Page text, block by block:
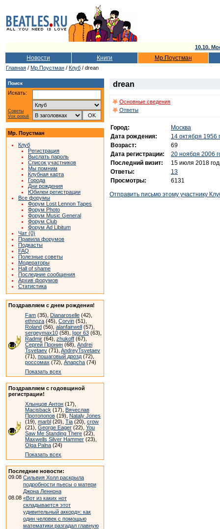
10.10.
Новости Книги Мр.Поустман
Главная / Мр.Поустман / Клуб / drean
Поиск
Искать:
Советы
Vox populi
Мр. Поустман
Клуб
Регистрация
Выслать пароль
Список участников
Мы помним
Клубная карта
Города
Дни рождения
Юбилеи регистрации
Все форумы
Форум Lost Lennon Tapes
Форум Photo
Форум Music General
Форум Club
Форум Ad Libitum
Чат (0)
Правила форумов
Подкасты
FAQ
Полезные советы
Модераторы
Hall of shame
Последние сообщения
Архив форумов
Статистика
Поздравляем с днем рождения!
Fam (35), Dianaroselle (42),
ethnoza (45), Corvin (51),
Roland (56), alanfairwell (57),
sergeymax10 (58), Igor 63 (63),
Radmir (64), zhukoff (67),
Сергей Пронин (68), Andrei
Tsvetaev (71), AndreyTsvetaev
(71), пошаговый дрозд (72),
россомах (72), Anapcha (74)
Показать всех
Поздравляем с годовщиной
регистрации!
Хлынцов Антон (17),
Macisback (17), Вячеслав
Протопопов (19), Nataly Jones
(19), marbl (20), Tia (20), crow
(21), George Eager (22), You
Saw Me Standing There (22),
Maxwells Silver Hammer (23),
Olga Palna (24)
Показать всех
Последние новости:
09.08 Сильвия Холл раскрыла
подробности пьесы о матери
Джона Леннона
08.08 «Вот из каких нот
складывается этот
удивительный аккорд»: как
один человек с помощью
математики разгадал главную
drean
Основные сведения
Ответы
Город:
Москва
Дата рождения:
14 октября 1956
Возраст:
69
Дата регистрации:
20 ноября 2006
Последний визит:
15 июля 2018
Ответы:
13
Просмотры:
6131
Отправить письмо этому участнику